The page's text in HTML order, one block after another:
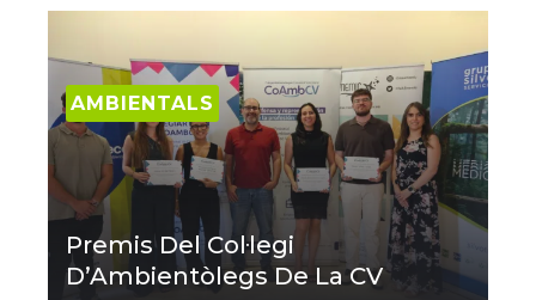
AMBIENTALS
Premis Del Col·legi
D’Ambientòlegs De La CV